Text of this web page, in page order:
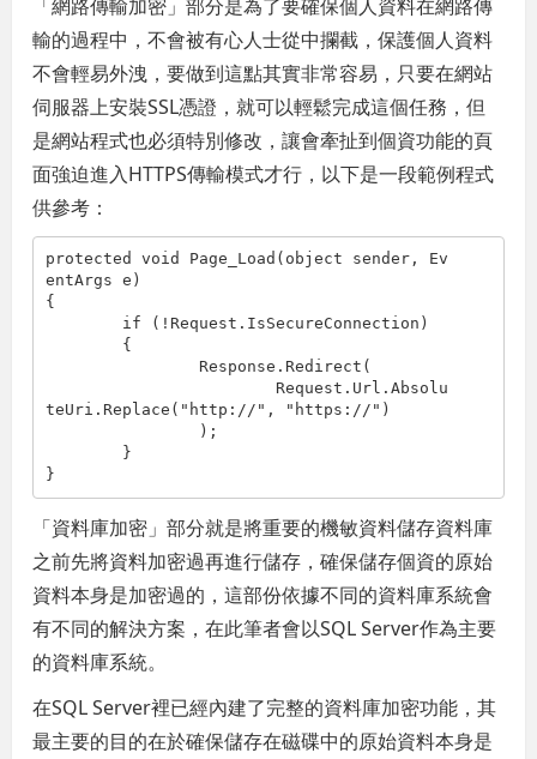
「網路傳輸加密」部分是為了要確保個人資料在網路傳
輸的過程中，不會被有心人士從中攔截，保護個人資料
不會輕易外洩，要做到這點其實非常容易，只要在網站
伺服器上安裝SSL憑證，就可以輕鬆完成這個任務，但
是網站程式也必須特別修改，讓會牽扯到個資功能的頁
面強迫進入HTTPS傳輸模式才行，以下是一段範例程式
供參考：
protected void Page_Load(object sender, Ev
entArgs e)
{
teUri.Replace("http://", "https://")
}
「資料庫加密」部分就是將重要的機敏資料儲存資料庫
之前先將資料加密過再進行儲存，確保儲存個資的原始
資料本身是加密過的，這部份依據不同的資料庫系統會
有不同的解決方案，在此筆者會以SQL Server作為主要
的資料庫系統。
在SQL Server裡已經內建了完整的資料庫加密功能，其
最主要的目的在於確保儲存在磁碟中的原始資料本身是